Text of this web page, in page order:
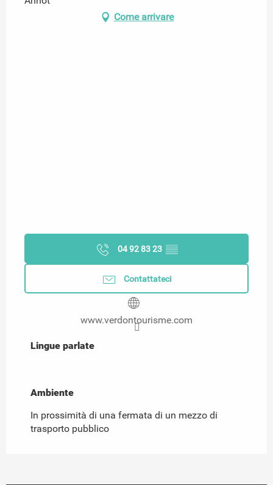
Come arrivare
04 92 83 23 ▒▒
Contattateci
www.verdontourisme.com
Lingue parlate
Lingue parlate
Ambiente
Ambiente
In prossimità di una fermata di un mezzo di
trasporto pubblico